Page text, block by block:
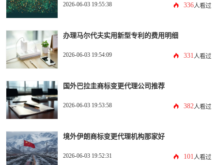
2026-06-03 19:55:38 336人看过
办理马尔代夫实用新型专利的费用明细
2026-06-03 19:54:09 331 人看过
国外巴拉圭商标变更代理公司推荐
2026-06-03 19:53:58 382 人看过
境外伊朗商标变更代理机构那家好
2026-06-03 19:52:31 101 人看过